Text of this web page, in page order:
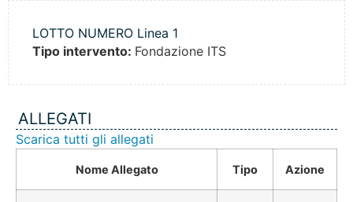
LOTTO NUMERO Linea 1
Tipo intervento: Fondazione ITS
ALLEGATI
Scarica tutti gli allegati
Nome Allegato Tipo Azione